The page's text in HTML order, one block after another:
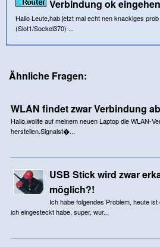
Verbindung ok
Hallo Leute,hab jetzt mal echt nen knackiges
(Slot1/Sockel370) ...
Ähnliche Fragen:
WLAN findet zwar Verbindung
Hallo,wollte auf meinem neuen Laptop die WLAN-
herstellen.Signalst�...
USB Stick wird zwar
möglich?!
Ich habe folgendes Problem, heute
ich eingesteckt habe, super, wur...